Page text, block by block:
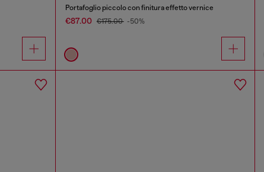
Portafoglio piccolo con finitura effetto vernice
€87.00 €175.00 -50%